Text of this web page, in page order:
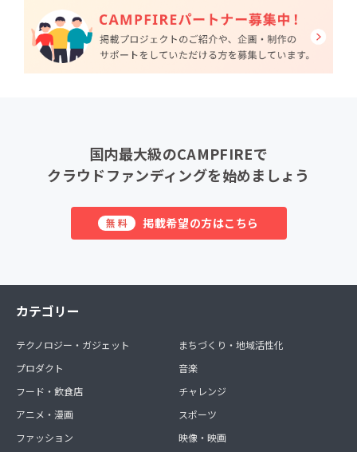
国内最大級のCAMPFIREで
クラウドファンディングを始めましょう
無料 掲載希望の方はこちら
カテゴリー
テクノロジー・ガジェット
プロダクト
フード・飲食店
アニメ・漫画
ファッション
まちづくり・地域活性化
音楽
チャレンジ
スポーツ
映像・映画